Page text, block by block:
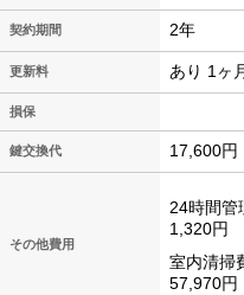
契約期間 2年
更新料 あり 1ヶ
損保
鍵交換代 17,600円
その他費用
24時間管
1,320円
室内清掃
57,970円